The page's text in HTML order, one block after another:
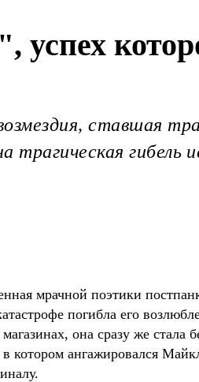
ставшая
гибель
мрачной поэтики
погибла его
она сразу же стала
котором ангажировался